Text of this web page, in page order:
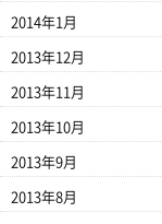
2014年1月
2013年12月
2013年11月
2013年10月
2013年9月
2013年8月